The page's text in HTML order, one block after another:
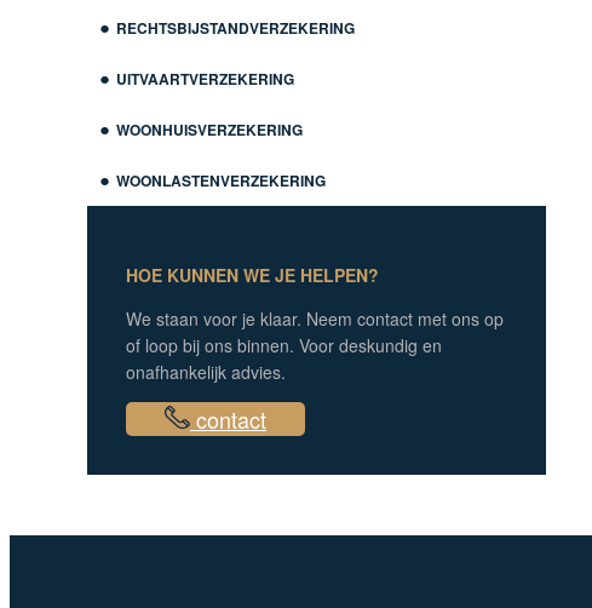
RECHTSBIJSTANDVERZEKERING
UITVAARTVERZEKERING
WOONHUISVERZEKERING
WOONLASTENVERZEKERING
HOE KUNNEN WE JE HELPEN?
We staan voor je klaar. Neem contact met ons op
of loop bij ons binnen. Voor deskundig en
onafhankelijk advies.
contact